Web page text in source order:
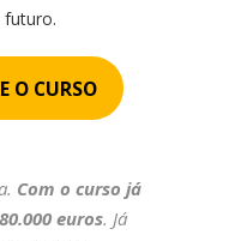
futuro.
O CURSO
Com o curso já
euros. Já